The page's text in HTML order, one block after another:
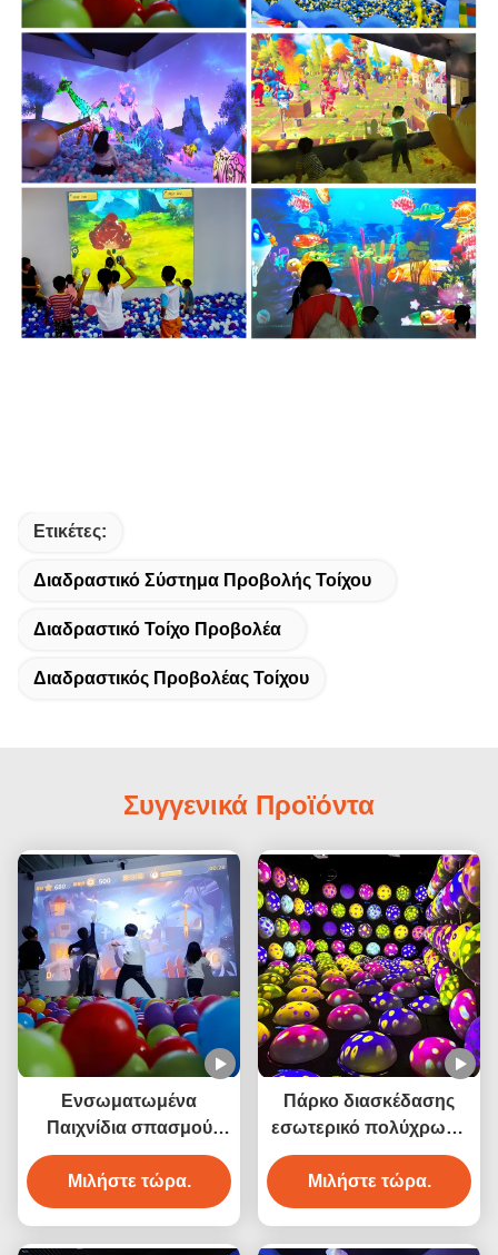
Ετικέτες:
Διαδραστικό Σύστημα Προβολής Τοίχου
Διαδραστικό Τοίχο Προβολέα
Διαδραστικός Προβολέας Τοίχου
Συγγενικά Προϊόντα
Ενσωματωμένα
Παιχνίδια σπασμού
μπάλας Διαδραστική
προβολή τοίχου
Μιλήστε τώρα.
Πάρκο διασκέδασης
εσωτερικό πολύχρωμο
παιχνίδι μπάλας
άλματος Διαδραστική
προβολή μπάλας
Μιλήστε τώρα.